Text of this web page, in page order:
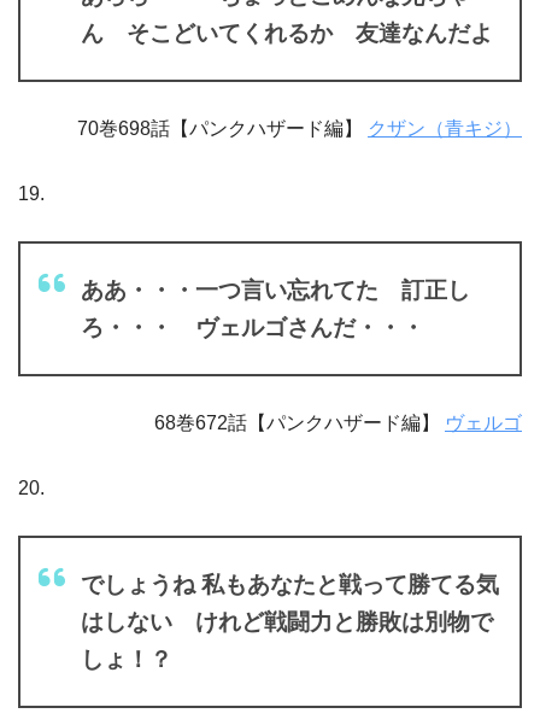
ん そこどいてくれるか 友達なんだよ
70巻698話【パンクハザード編】 クザン（青キジ）
19.
ああ・・・一つ言い忘れてた 訂正し
ろ・・・ ヴェルゴさんだ・・・
68巻672話【パンクハザード編】 ヴェルゴ
20.
でしょうね 私もあなたと戦って勝てる気
はしない けれど戦闘力と勝敗は別物で
しょ！？